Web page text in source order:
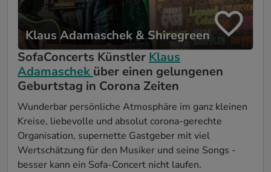
Klaus Adamaschek & Shiregreen
SofaConcerts Künstler Klaus
Adamaschek über einen gelungenen
Geburtstag in Corona Zeiten
Wunderbar persönliche Atmosphäre im ganz kleinen
Kreise, liebevolle und absolut corona-gerechte
Organisation, supernette Gastgeber mit viel
Wertschätzung für den Musiker und seine Songs -
besser kann ein Sofa-Concert nicht laufen.